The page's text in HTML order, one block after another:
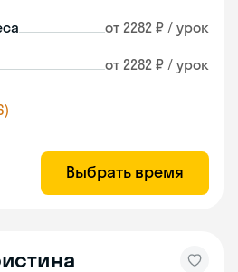
от 2282 ₽ / урок
от 2282 ₽ / урок
Выбрать время